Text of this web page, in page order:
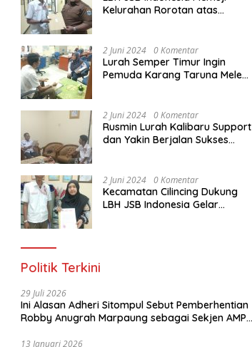
Kelurahan Rorotan atas
150 orang Pemuda Karang
Taruna di Jakarta Utara
2 Juni 2024 0 Komentar
Lurah Semper Timur Ingin
Pemuda Karang Taruna Melek
Diadakan LBH JSB Indonesia
2 Juni 2024 0 Komentar
Rusmin Lurah Kalibaru Support
dan Yakin Berjalan Sukses
Taruna di Jakarta Utara
2 Juni 2024 0 Komentar
Kecamatan Cilincing Dukung
LBH JSB Indonesia Gelar
Politik Terkini
29 Juli 2026
Ini Alasan Adheri Sitompul Sebut Pemberhentian
Robby Anugrah Marpaung sebagai Sekjen AMPI
13 Januari 2026